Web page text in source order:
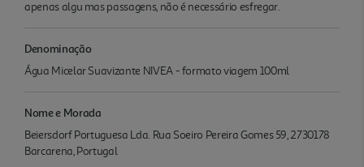
apenas algu mas passagens, não é necessário esfregar.
Denominação
Água Micelar Suavizante NIVEA - formato viagem 100ml
Nome e Morada
Beiersdorf Portuguesa Lda. Rua Soeiro Pereira Gomes 59, 2730178
Barcarena, Portugal